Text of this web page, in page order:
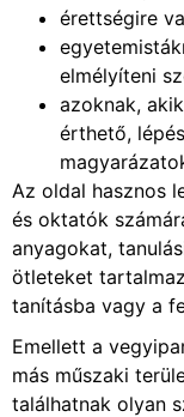
érettségire
elmélyíteni
azoknak,
érthető,
Az oldal hasznos
és oktatók
anyagokat,
ötleteket
tanításba vagy a
Emellett a
más műszaki
találhatnak olyan